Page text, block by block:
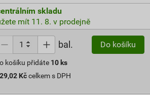
skladu
mít 11. 8. v prodejně
bal. Do košíku
košíku přidáte 10 ks
Kčcelkem s DPH